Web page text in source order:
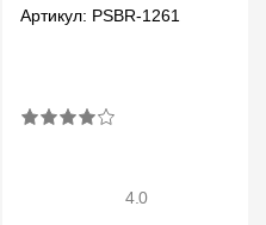
Артикул: PSBR-1261
4.0